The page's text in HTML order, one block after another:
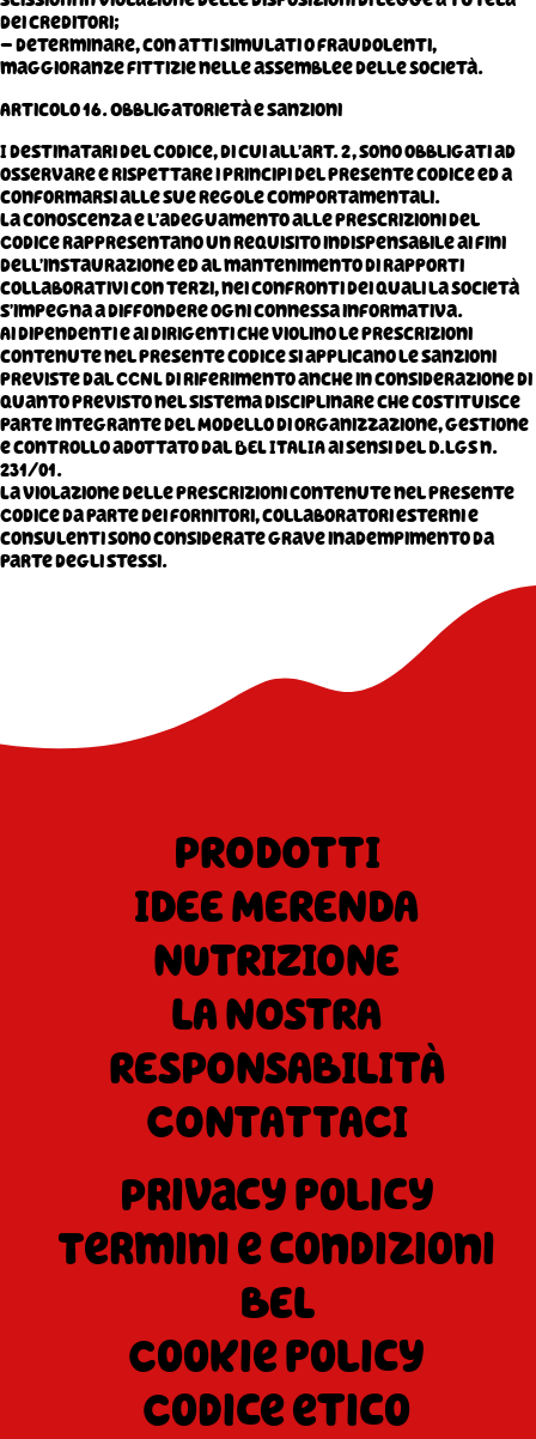
dei creditori;
– determinare, con atti simulati o fraudolenti,
maggioranze fittizie nelle assemblee delle Società.
Articolo 16. Obbligatorietà e sanzioni
I destinatari del Codice, di cui all’art. 2, sono obbligati ad
osservare e rispettare i principi del presente codice ed a
conformarsi alle sue regole comportamentali.
La conoscenza e l’adeguamento alle prescrizioni del
Codice rappresentano un requisito indispensabile ai fini
dell’instaurazione ed al mantenimento di rapporti
collaborativi con terzi, nei confronti dei quali la Società
s’impegna a diffondere ogni connessa informativa.
Ai dipendenti e ai dirigenti che violino le prescrizioni
contenute nel presente codice si applicano le sanzioni
previste dal CCNL di riferimento anche in considerazione di
quanto previsto nel sistema disciplinare che costituisce
parte integrante del Modello di organizzazione, gestione
e controllo adottato dal BEL ITALIA ai sensi del D.lgs n.
231/01.
La violazione delle prescrizioni contenute nel presente
Codice da parte dei fornitori, collaboratori esterni e
consulenti sono considerate grave inadempimento da
parte degli stessi.
PRODOTTI
IDEE MERENDA
NUTRIZIONE
LA NOSTRA
RESPONSABILITÀ
CONTATTACI
Privacy policy
Termini e condizioni
BEL
Cookie policy
Codice etico